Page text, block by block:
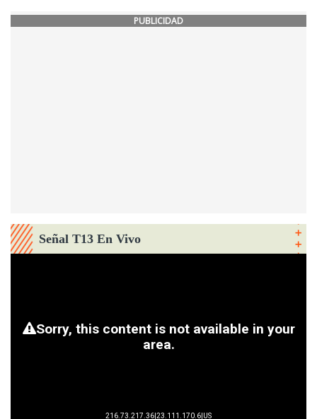
PUBLICIDAD
Señal T13 En Vivo